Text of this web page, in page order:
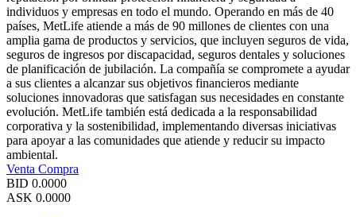
individuos y empresas en todo el mundo. Operando en más de 40
países, MetLife atiende a más de 90 millones de clientes con una
amplia gama de productos y servicios, que incluyen seguros de vida,
seguros de ingresos por discapacidad, seguros dentales y soluciones
de planificación de jubilación. La compañía se compromete a ayudar
a sus clientes a alcanzar sus objetivos financieros mediante
soluciones innovadoras que satisfagan sus necesidades en constante
evolución. MetLife también está dedicada a la responsabilidad
corporativa y la sostenibilidad, implementando diversas iniciativas
para apoyar a las comunidades que atiende y reducir su impacto
ambiental.
Venta Compra
BID 0.0000
ASK 0.0000